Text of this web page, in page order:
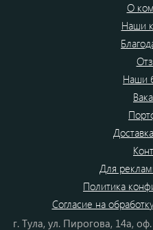
О
Наши
Наши
Для
Политика
Согласие на
г. Тула, ул. Пирогова, 14а,